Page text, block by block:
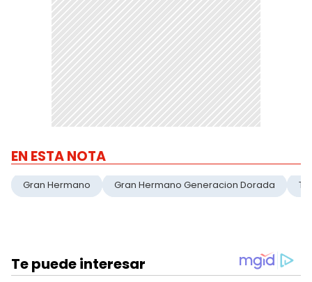
EN ESTA NOTA
Gran Hermano Gran Hermano Generacion Dorada